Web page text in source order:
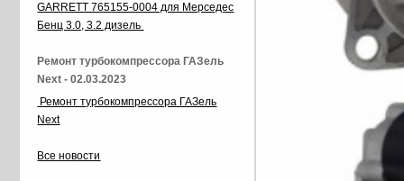
GARRETT 765155-0004 для Мерседес
Бенц 3.0, 3.2 дизель
Ремонт турбокомпрессора ГАЗель
Next - 02.03.2023
Ремонт турбокомпрессора ГАЗель
Next
Все новости